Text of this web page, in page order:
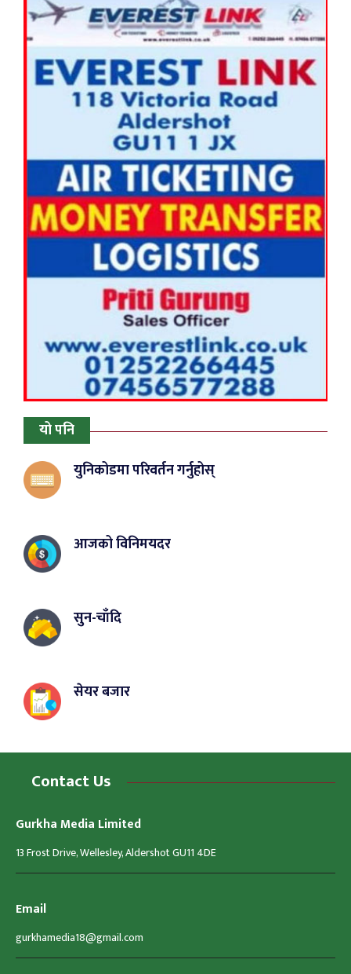
यो पनि
युनिकोडमा परिवर्तन गर्नुहोस्
आजको विनिमयदर
सुन-चाँदि
सेयर बजार
Contact Us
Gurkha Media Limited
13 Frost Drive, Wellesley, Aldershot GU11 4DE
Email
gurkhamedia18@gmail.com